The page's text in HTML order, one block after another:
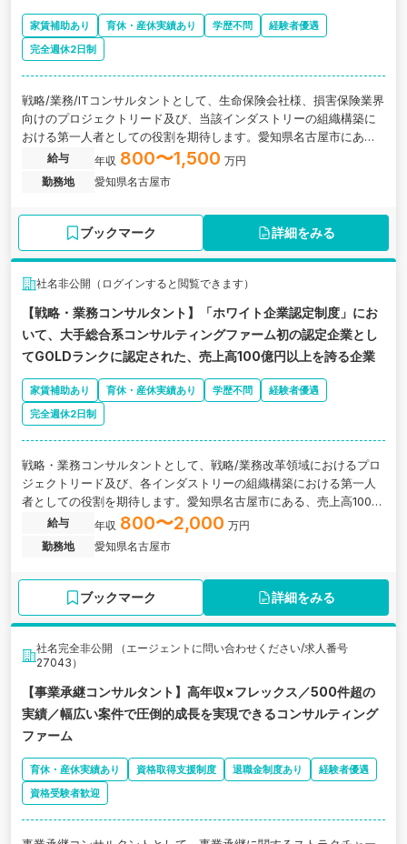
家賃補助あり 育休・産休実績あり 学歴不問
経験者優遇
完全週休2日制
戦略/業務/ITコンサルタントとして、生命保険会社様、損害保険業界
向けのプロジェクトリード及び、当該インダストリーの組織構築に
おける第一人者としての役割を期待します。愛知県名古屋市にあ
る、売上高100億円以上を誇る企業の求人です。
給与 年収 800〜1,500 万円
勤務地
愛知県名古屋市
ブックマーク 詳細をみる
社名非公開（ログインすると閲覧できます）
【戦略・業務コンサルタント】「ホワイト企業認定制度」にお
いて、大手総合系コンサルティングファーム初の認定企業とし
てGOLDランクに認定された、売上高100億円以上を誇る企業
家賃補助あり 育休・産休実績あり 学歴不問
経験者優遇
完全週休2日制
戦略・業務コンサルタントとして、戦略/業務改革領域におけるプロ
ジェクトリード及び、各インダストリーの組織構築における第一人
者としての役割を期待します。愛知県名古屋市にある、売上高100億
円以上を誇る企業の求人です。
給与 年収 800〜2,000 万円
勤務地
愛知県名古屋市
ブックマーク 詳細をみる
社名完全非公開 （エージェントに問い合わせください/求人番号
27043）
【事業承継コンサルタント】高年収×フレックス／500件超の
実績／幅広い案件で圧倒的成長を実現できるコンサルティング
ファーム
育休・産休実績あり 資格取得支援制度 退職金制度あり
経験者優遇
資格受験者歓迎